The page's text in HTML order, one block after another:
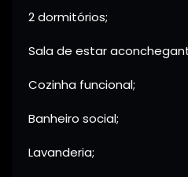
2 dormitórios;
Sala de estar
Cozinha funcional;
Banheiro social;
Lavanderia;